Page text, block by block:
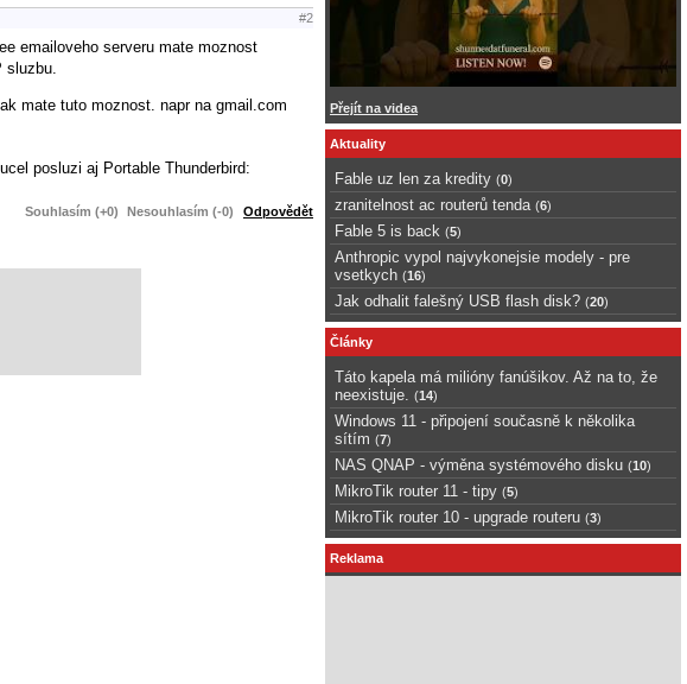
#2
emailoveho serveru mate moznost
mate tuto moznost. napr na gmail.com
posluzi aj Portable Thunderbird:
Souhlasím (+0) Nesouhlasím (-0) Odpovědět
Přejít na videa
Aktuality
Fable uz len za kredity (0)
zranitelnost ac routerů tenda (6)
Fable 5 is back (5)
Anthropic vypol najvykonejsie modely - pre
vsetkych (16)
Jak odhalit falešný USB flash disk? (20)
Články
Táto kapela má milióny fanúšikov. Až na to, že
neexistuje.
(14)
Windows 11 - připojení současně k několika
sítím (7)
NAS QNAP - výměna systémového disku (10)
MikroTik router 11 - tipy (5)
MikroTik router 10 - upgrade routeru (3)
Reklama